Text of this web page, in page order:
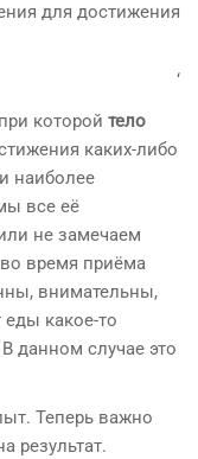
для достижения
‘
которой тело
каких-либо
наиболее
все её
не замечаем
время приёма
внимательны,
какое-то
данном случае это
Теперь важно
результат.